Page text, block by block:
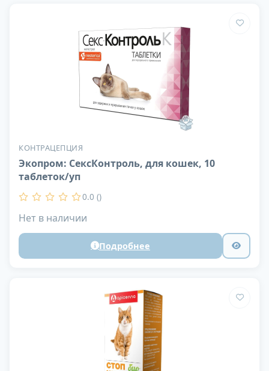
КОНТРАЦЕПЦИЯ
Экопром: СексКонтроль, для кошек, 10
таблеток/уп
0.0 ()
Нет в наличии
Подробнее